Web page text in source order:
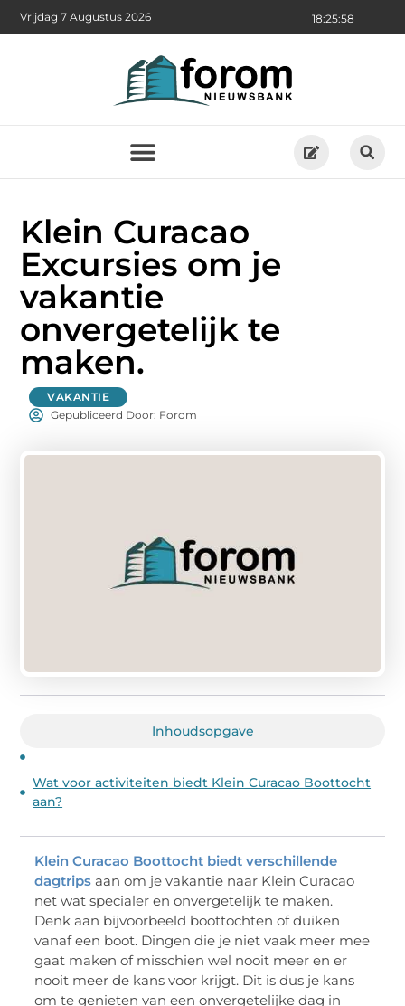
18:25:59
Vrijdag 7 Augustus 2026
Klein Curacao
Excursies om je
vakantie
onvergetelijk te
maken.
VAKANTIE
Gepubliceerd Door: Forom
Inhoudsopgave
Wat voor activiteiten biedt Klein Curacao Boottocht
aan?
Klein Curacao Boottocht biedt verschillende
dagtripsaan om je vakantie naar Klein Curacao
net wat specialer en onvergetelijk te maken.
Denk aan bijvoorbeeld boottochten of duiken
vanaf een boot. Dingen die je niet vaak meer mee
gaat maken of misschien wel nooit meer en er
nooit meer de kans voor krijgt. Dit is dus je kans
om te genieten van een onvergetelijke dag in